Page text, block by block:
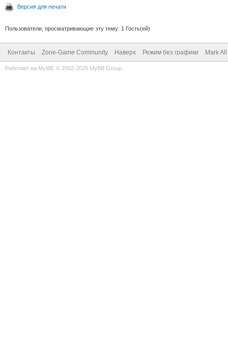
Версия для печати
Пользователи, просматривающие эту тему: 1 Гость(ей)
Контакты Zone-Game Community Наверх Режим без графики Mark
Работает на MyBB , © 2002-2026 MyBB Group